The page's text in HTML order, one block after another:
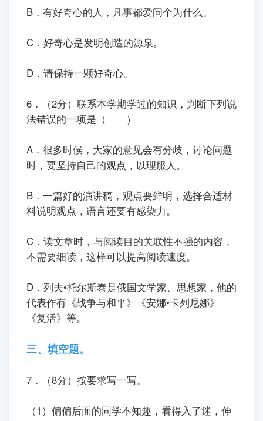
B．有好奇心的人，凡事都爱问个为什么。
C．好奇心是发明创造的源泉。
D．请保持一颗好奇心。
6．（2分）联系本学期学过的知识，判断下列说
法错误的一项是（ ）
A．很多时候，大家的意见会有分歧，讨论问题
时，要坚持自己的观点，以理服人。
B．一篇好的演讲稿，观点要鲜明，选择合适材
料说明观点，语言还要有感染力。
C．读文章时，与阅读目的关联性不强的内容，
不需要细读，这样可以提高阅读速度。
D．列夫•托尔斯泰是俄国文学家、思想家，他的
代表作有《战争与和平》《安娜•卡列尼娜》
《复活》等。
三、填空题。
7．（8分）按要求写一写。
（1）偏偏后面的同学不知趣，看得入了迷，伸